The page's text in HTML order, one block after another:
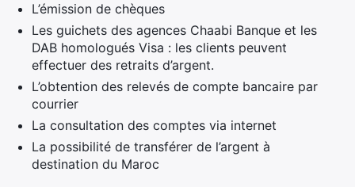
L’émission de chèques
Les guichets des agences Chaabi Banque et les
DAB homologués Visa : les clients peuvent
effectuer des retraits d’argent.
L’obtention des relevés de compte bancaire par
courrier
La consultation des comptes via internet
La possibilité de transférer de l’argent à
destination du Maroc